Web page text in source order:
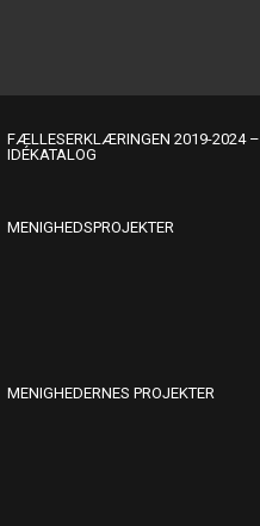
FÆLLESERKLÆRINGEN 2019-2024 –
IDÉKATALOG
MENIGHEDSPROJEKTER
MENIGHEDERNES PROJEKTER